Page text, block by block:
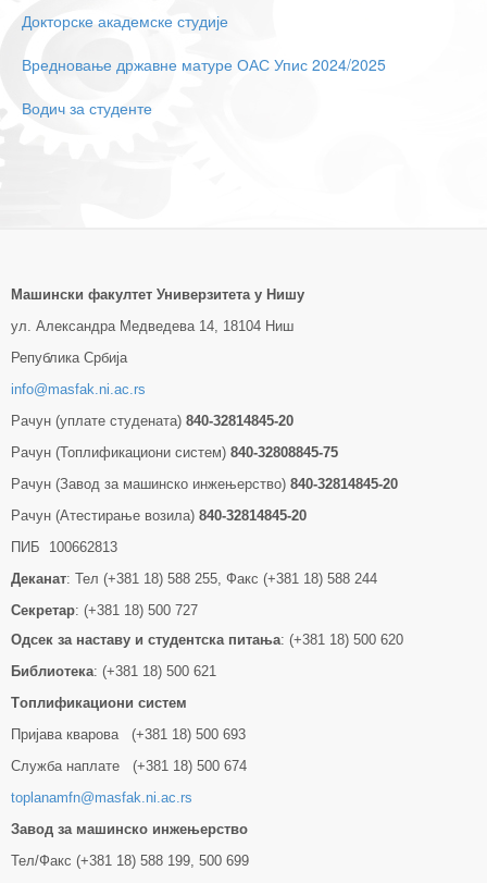
Докторске академске студије
Вредновање државне матуре ОАС Упис 2024/2025
Водич за студенте
Машински факултет Универзитетa у Нишу
ул. Александра Медведева 14, 18104 Ниш
Република Србија
info@masfak.ni.ac.rs
Рачун (уплате студената) 840-32814845-20
Рачун (Топлификациони систем) 840-32808845-75
Рачун (Завод за машинско инжењерство) 840-32814845-20
Рачун (Атестирање возила) 840-32814845-20
ПИБ 100662813
Деканат: Тел (+381 18) 588 255, Факс (+381 18) 588 244
Секретар: (+381 18) 500 727
Одсек за наставу и студентска питања: (+381 18) 500 620
Библиотека: (+381 18) 500 621
Tоплификациони систем
Пријава кварова (+381 18) 500 693
Служба наплате (+381 18) 500 674
toplanamfn@masfak.ni.ac.rs
Завод за машинско инжењерство
Тел/Факс (+381 18) 588 199, 500 699